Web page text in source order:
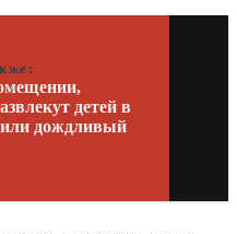
детей в
дождливый